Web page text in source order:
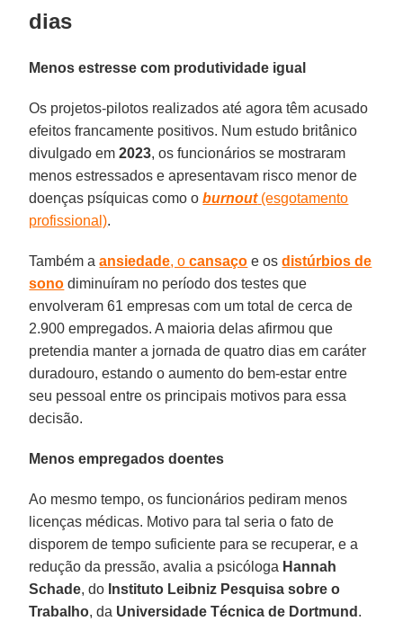
dias
Menos estresse com produtividade igual
Os projetos-pilotos realizados até agora têm acusado
efeitos francamente positivos. Num estudo britânico
divulgado em2023, os funcionários se mostraram
menos estressados e apresentavam risco menor de
doenças psíquicas como oburnout (esgotamento
profissional).
Também aansiedade, ocansaço e osdistúrbios de
sono diminuíram no período dos testes que
envolveram 61 empresas com um total de cerca de
2.900 empregados. A maioria delas afirmou que
pretendia manter a jornada de quatro dias em caráter
duradouro, estando o aumento do bem-estar entre
seu pessoal entre os principais motivos para essa
decisão.
Menos empregados doentes
Ao mesmo tempo, os funcionários pediram menos
licenças médicas. Motivo para tal seria o fato de
disporem de tempo suficiente para se recuperar, e a
redução da pressão, avalia a psicóloga Hannah
Schade, do Instituto Leibniz Pesquisa sobre o
Trabalho, da Universidade Técnica de Dortmund .